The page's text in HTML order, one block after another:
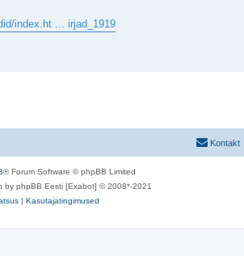
index.ht ... irjad_1919
Kontakt
® Forum Software © phpBB Limited
by phpBB Eesti [Exabot] © 2008*-2021
| Kasutajatingimused